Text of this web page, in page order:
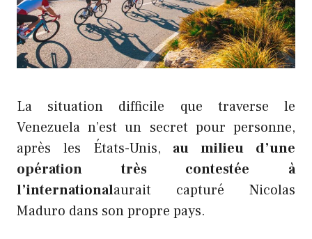
La situation difficile que traverse le
Venezuela n’est un secret pour personne,
après les États-Unis, au milieu d’une
opération très contestée à
l’internationalaurait capturé Nicolas
Maduro dans son propre pays.